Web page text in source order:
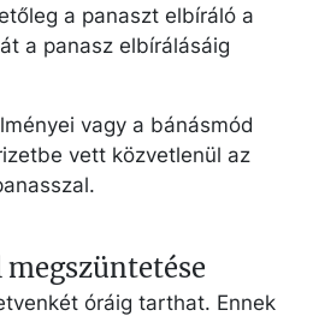
a panaszt elbíráló a
a panasz elbírálásáig
vagy a bánásmód
vett közvetlenül az
óráig tarthat. Ennek